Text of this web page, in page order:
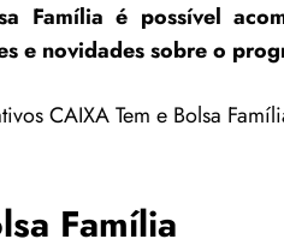
Família é possível
e novidades sobre o
CAIXA Tem e Bolsa
Família